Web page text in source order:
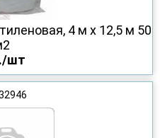
4 м х 12,5 м 50
шт